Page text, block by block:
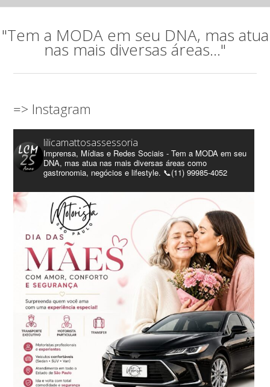
"Tem a MODA em seu DNA, mas atua
nas mais diversas áreas..."
=> Instagram
lilicamattosassessoria
Imprensa, Mídias e Redes Sociais - Tem a MODA em seu
DNA, mas atua nas mais diversas áreas como
gastronomia, negócios e lifestyle. 📞(11) 99985-4052